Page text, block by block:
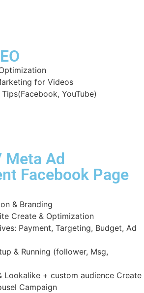
for Videos
YouTube)
Meta Ad
Facebook Page
& Branding
Create & Optimization
Payment, Targeting, Budget, Ad
& Running (follower, Msg,
Lookalike + custom audience Create
Campaign